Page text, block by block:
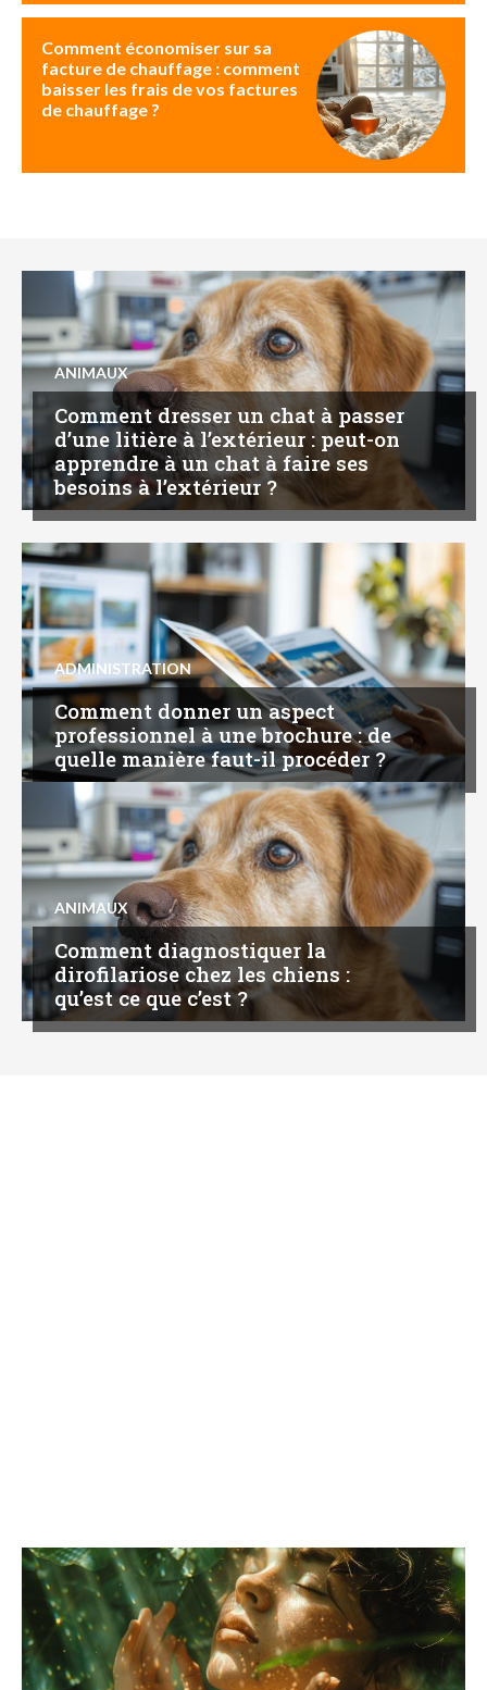
Comment économiser sur sa
facture de chauffage : comment
baisser les frais de vos factures
de chauffage ?
ANIMAUX
Comment dresser un chat à passer
d’une litière à l’extérieur : peut-on
apprendre à un chat à faire ses
besoins à l’extérieur ?
ADMINISTRATION
Comment donner un aspect
professionnel à une brochure : de
quelle manière faut-il procéder ?
ANIMAUX
Comment diagnostiquer la
dirofilariose chez les chiens :
qu’est ce que c’est ?